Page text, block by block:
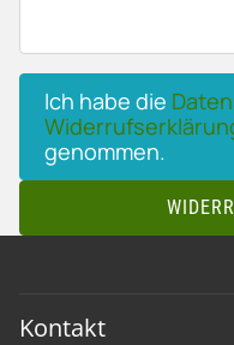
Ich habe die
genommen.
Kontakt